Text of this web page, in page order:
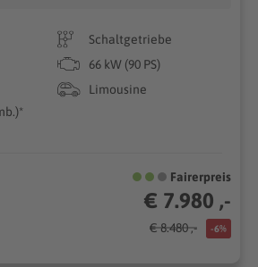
Schaltgetriebe
66 kW (90 PS)
Limousine
Fairerpreis
€ 7.980 ,-
€ 8.480 ,- -6%